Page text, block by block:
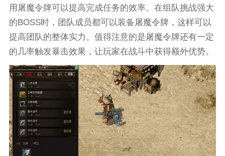
用屠魔令牌可以提高完成任务的效率。在组队挑战强大
的BOSS时，团队成员都可以装备屠魔令牌，这样可以
提高团队的整体实力。值得注意的是屠魔令牌还有一定
的几率触发暴击效果，让玩家在战斗中获得额外优势。